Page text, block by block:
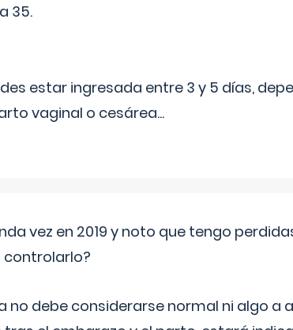
35.
estar ingresada entre 3 y 5 días,
vaginal o cesárea...
vez en 2019 y noto que tengo
controlarlo?
no debe considerarse normal ni algo a